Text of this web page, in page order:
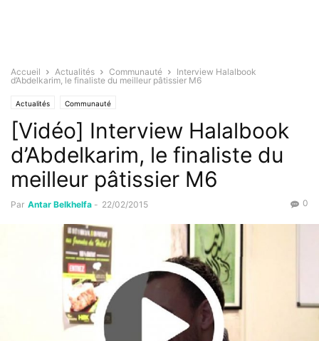
Accueil Actualités Communauté
Interview Halalbook
d’Abdelkarim, le finaliste du meilleur pâtissier M6
Actualités Communauté
[Vidéo] Interview Halalbook
d’Abdelkarim, le finaliste du
meilleur pâtissier M6
Par Antar Belkhelfa - 22/02/2015 0